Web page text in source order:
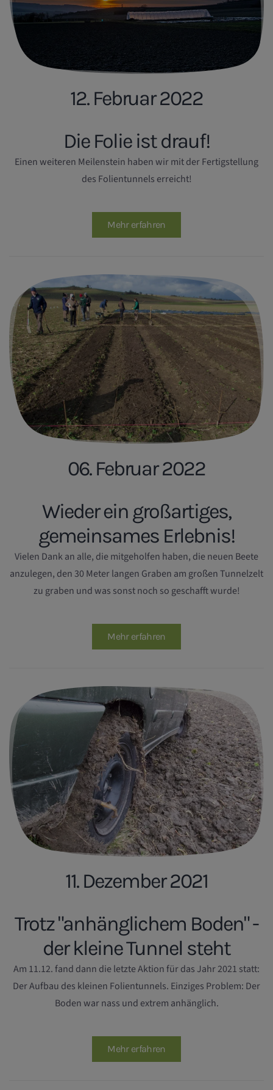
12. Februar 2022
Die Folie ist drauf!
Einen weiteren Meilenstein haben wir mit der Fertigstellung
des Folientunnels erreicht!
Mehr erfahren
06. Februar 2022
Wieder ein großartiges,
gemeinsames Erlebnis!
Vielen Dank an alle, die mitgeholfen haben, die neuen Beete
anzulegen, den 30 Meter langen Graben am großen Tunnelzelt
zu graben und was sonst noch so geschafft wurde!
Mehr erfahren
11. Dezember 2021
Trotz "anhänglichem Boden" -
der kleine Tunnel steht
Am 11.12. fand dann die letzte Aktion für das Jahr 2021 statt:
Der Aufbau des kleinen Folientunnels. Einziges Problem: Der
Boden war nass und extrem anhänglich.
Mehr erfahren